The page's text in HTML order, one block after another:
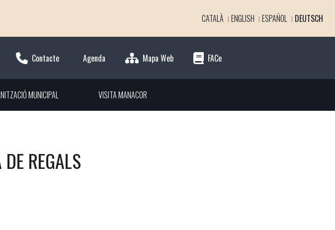
CATALÀ ENGLISH ESPAÑOL DEUTSCH
Contacte Agenda Mapa Web FACe
MUNICIPAL VISITA MANACOR
REGALS